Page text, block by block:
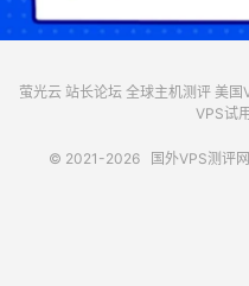
萤光云 站长论坛 全球主机测评 美国
VPS试
© 2021-2026 国外VPS测评网